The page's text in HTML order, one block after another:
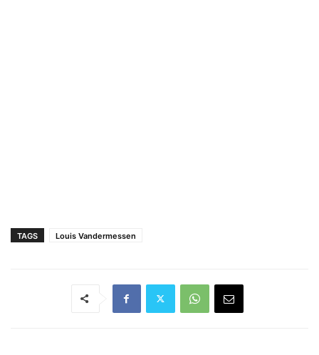
TAGS Louis Vandermessen